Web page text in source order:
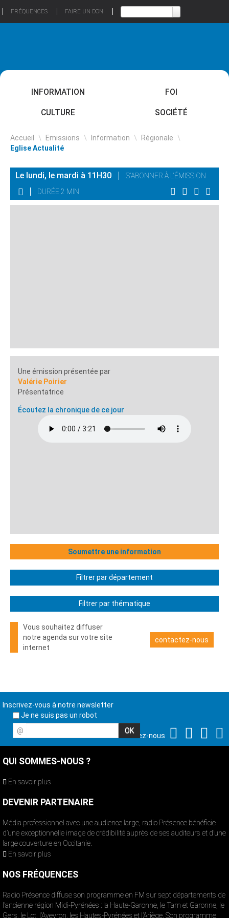
FRÉQUENCES FAIRE UN DON
INFORMATION FOI
CULTURE SOCIÉTÉ
Accueil \ Emissions \ Information \ Régionale \
Eglise Actualité
Le lundi, le mardi à 11H30
S'ABONNER À L'ÉMISSION
DURÉE 2 MIN
Une émission présentée par
Valérie Poirier
Présentatrice
Écoutez la chronique de ce jour
Soumettre une information
Filtrer par département
Filtrer par thématique
Vous souhaitez diffuser
notre agenda sur votre site
internet
contactez-nous
Inscrivez-vous à notre newsletter
Je ne suis pas un robot
@
Suivez-nous
QUI SOMMES-NOUS ?
En savoir plus
DEVENIR PARTENAIRE
Média professionnel avec une audience large, radio Présence bénéficie
d’une exceptionnelle image de crédibilité auprès de ses auditeurs et d’une
large couverture en Occitanie.
En savoir plus
NOS FRÉQUENCES
Radio Présence diffuse son programme en FM sur sept départements de
l’ancienne région Midi-Pyrénées : la Haute-Garonne, le Tarn et Garonne, le
Gers, le Lot, l’Aveyron, les Hautes-Pyrénées et l’Ariège. Son programme